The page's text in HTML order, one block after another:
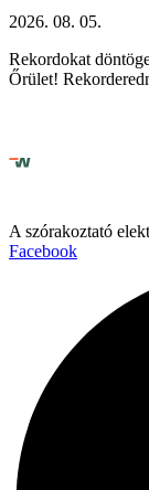
2026. 08. 05.
Rekordokat
Őrület!
A szórakoztató
Facebook